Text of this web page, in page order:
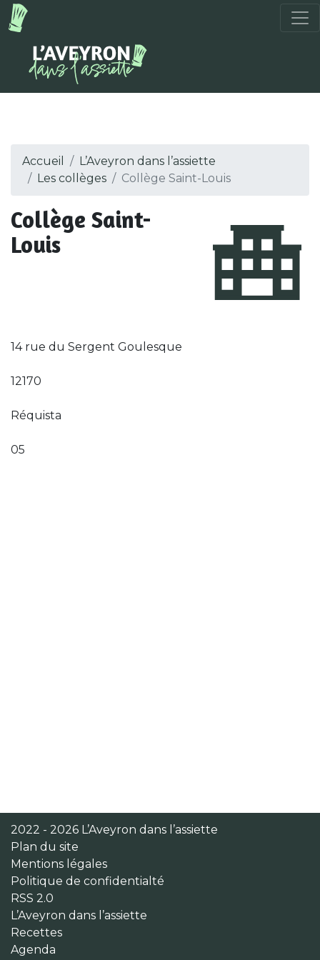
Accueil
L’Aveyron dans l’assiette
Les collèges
Collège Saint-Louis
Collège Saint-
Louis
14 rue du Sergent Goulesque
12170
Réquista
05
2022 - 2026 L’Aveyron dans l’assiette
Plan du site
Mentions légales
Politique de confidentialté
RSS 2.0
L’Aveyron dans l’assiette
Recettes
Agenda